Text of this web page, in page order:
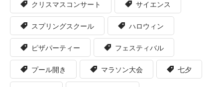
クリスマスコンサート サイエンス
スプリングスクール ハロウィン
ピザパーティー フェスティバル
プール開き マラソン大会 七夕